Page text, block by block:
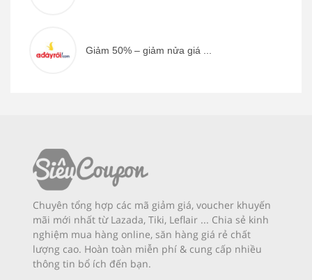
Giảm 50% – giảm nửa giá ...
Chuyên tổng hợp các mã giảm giá, voucher khuyến
mãi mới nhất từ Lazada, Tiki, Leflair ... Chia sẻ kinh
nghiệm mua hàng online, săn hàng giá rẻ chất
lượng cao. Hoàn toàn miễn phí & cung cấp nhiều
thông tin bổ ích đến bạn.